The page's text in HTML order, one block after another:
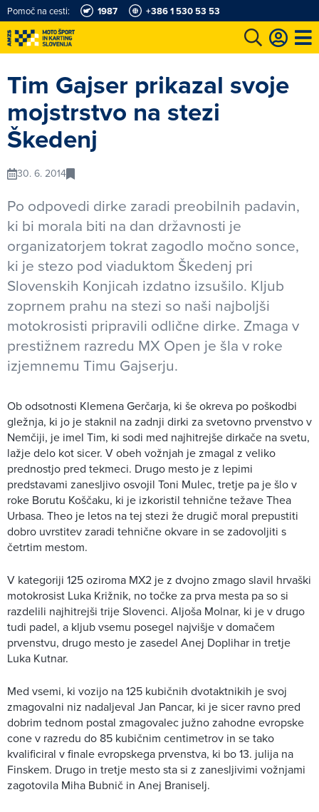
Pomoč na cesti: 1987 +386 1 530 53 53
Tim Gajser prikazal svoje
mojstrstvo na stezi
Škedenj
30. 6. 2014
Po odpovedi dirke zaradi preobilnih padavin,
ki bi morala biti na dan državnosti je
organizatorjem tokrat zagodlo močno sonce,
ki je stezo pod viaduktom Škedenj pri
Slovenskih Konjicah izdatno izsušilo. Kljub
zoprnem prahu na stezi so naši najboljši
motokrosisti pripravili odlične dirke. Zmaga v
prestižnem razredu MX Open je šla v roke
izjemnemu Timu Gajserju.
Ob odsotnosti Klemena Gerčarja, ki še okreva po poškodbi
gležnja, ki jo je staknil na zadnji dirki za svetovno prvenstvo v
Nemčiji, je imel Tim, ki sodi med najhitrejše dirkače na svetu,
lažje delo kot sicer. V obeh vožnjah je zmagal z veliko
prednostjo pred tekmeci. Drugo mesto je z lepimi
predstavami zanesljivo osvojil Toni Mulec, tretje pa je šlo v
roke Borutu Koščaku, ki je izkoristil tehnične težave Thea
Urbasa. Theo je letos na tej stezi že drugič moral prepustiti
dobro uvrstitev zaradi tehnične okvare in se zadovoljiti s
četrtim mestom.
V kategoriji 125 oziroma MX2 je z dvojno zmago slavil hrvaški
motokrosist Luka Križnik, no točke za prva mesta pa so si
razdelili najhitrejši trije Slovenci. Aljoša Molnar, ki je v drugo
tudi padel, a kljub vsemu posegel najvišje v domačem
prvenstvu, drugo mesto je zasedel Anej Doplihar in tretje
Luka Kutnar.
Med vsemi, ki vozijo na 125 kubičnih dvotaktnikih je svoj
zmagovalni niz nadaljeval Jan Pancar, ki je sicer ravno pred
dobrim tednom postal zmagovalec južno zahodne evropske
cone v razredu do 85 kubičnim centimetrov in se tako
kvalificiral v finale evropskega prvenstva, ki bo 13. julija na
Finskem. Drugo in tretje mesto sta si z zanesljivimi vožnjami
zagotovila Miha Bubnič in Anej Braniselj.